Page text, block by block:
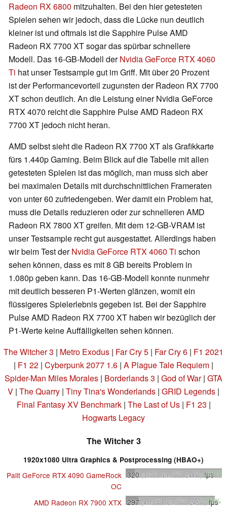
Radeon RX 6800 mitzuhalten. Bei den hier getesteten
Spielen sehen wir jedoch, dass die Lücke nun deutlich
kleiner ist und oftmals ist die Sapphire Pulse AMD
Radeon RX 7700 XT sogar das spürbar schnellere
Modell. Das 16-GB-Modell derNvidia GeForce RTX 4060
Ti hat unser Testsample gut im Griff. Mit über 20 Prozent
ist der Performancevorteil zugunsten der Radeon RX 7700
XT schon deutlich. An die Leistung einer Nvidia GeForce
RTX 4070 reicht die Sapphire Pulse AMD Radeon RX
7700 XT jedoch nicht heran.
AMD selbst sieht die Radeon RX 7700 XT als Grafikkarte
fürs 1.440p Gaming. Beim Blick auf die Tabelle mit allen
getesteten Spielen ist das möglich, man muss sich aber
bei maximalen Details mit durchschnittlichen Frameraten
von unter 60 zufriedengeben. Wer damit ein Problem hat,
muss die Details reduzieren oder zur schnelleren AMD
Radeon RX 7800 XT greifen. Mit dem 12-GB-VRAM ist
unser Testsample recht gut ausgestattet. Allerdings haben
wir beim Test derNvidia GeForce RTX 4060 Ti schon
sehen können, dass es mit 8 GB bereits Problem in
1.080p geben kann. Das 16-GB-Modell konnte nunmehr
mit deutlich besseren P1-Werten glänzen, womit ein
flüssigeres Spielerlebnis gegeben ist. Bei der Sapphire
Pulse AMD Radeon RX 7700 XT haben wir bezüglich der
P1-Werte keine Auffälligkeiten sehen können.
The Witcher 3 | Metro Exodus | Far Cry 5 | Far Cry 6 | F1 2021
| F1 22 | Cyberpunk 2077 1.6 | A Plague Tale Requiem |
Spider-Man Miles Morales | Borderlands 3 | God of War| GTA
V | The Quarry | Tiny Tina's Wonderlands | GRID Legends |
Final Fantasy XV Benchmark| The Last of Us| F1 23 |
Hogwarts Legacy
The Witcher 3
1920x1080 Ultra Graphics & Postprocessing (HBAO+)
Palit GeForce RTX 4090 GameRock
OC
320 (30min, 161.1P0.1, 244P1)fps
+90%
AMD Radeon RX 7900 XTX 297 (41.3min, 167.7P0.1, 245P1)fps
+76%